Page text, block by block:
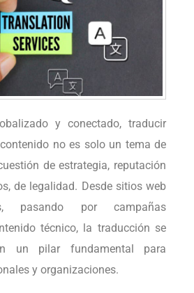
y conectado, traducir
no es solo un tema de
de estrategia, reputación
de legalidad. Desde sitios web
pasando por campañas
técnico, la traducción se
un pilar fundamental para
y organizaciones.